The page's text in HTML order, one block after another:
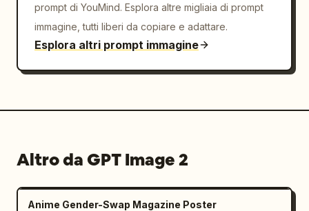
prompt di YouMind. Esplora altre migliaia di prompt
immagine, tutti liberi da copiare e adattare.
Esplora altri prompt immagine
Altro da GPT Image 2
Anime Gender-Swap Magazine Poster